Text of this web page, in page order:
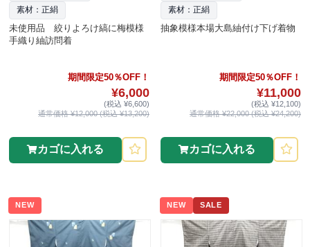
素材：正絹
未使用品 絞りよろけ縞に梅模様
手織り紬訪問着
期間限定50％OFF！
¥6,000
(税込 ¥6,600)
通常価格 ¥12,000 (税込 ¥13,200)
カゴに入れる
素材：正絹
抽象模様本場大島紬付け下げ着物
期間限定50％OFF！
¥11,000
(税込 ¥12,100)
通常価格 ¥22,000 (税込 ¥24,200)
カゴに入れる
NEW NEW SALE